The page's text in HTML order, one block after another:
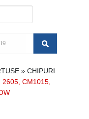
» CHIPURI
CM1015,